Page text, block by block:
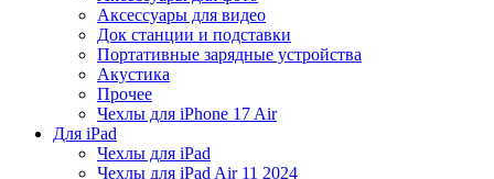
Аксессуары для видео
Док станции и подставки
Портативные зарядные устройства
Акустика
Прочее
Чехлы для iPhone 17 Air
Для iPad
Чехлы для iPad
Чехлы для iPad Air 11 2024